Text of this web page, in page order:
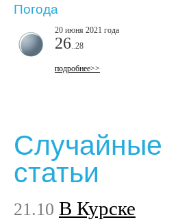
Погода
20 июня 2021 года
26 ..28
подробнее>>
Случайные
статьи
21.10 В Курске